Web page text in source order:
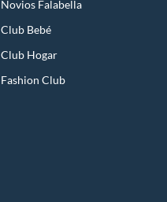
Novios Falabella
Club Bebé
Club Hogar
Fashion Club